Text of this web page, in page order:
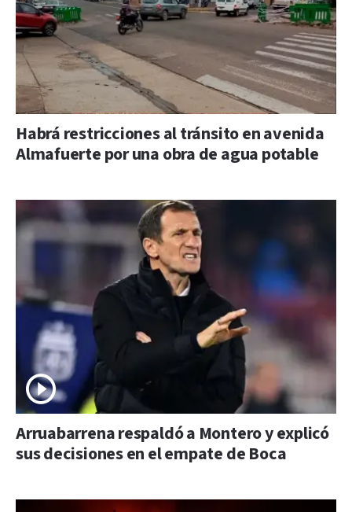
Habrá restricciones al tránsito en avenida
Almafuerte por una obra de agua potable
Arruabarrena respaldó a Montero y explicó
sus decisiones en el empate de Boca